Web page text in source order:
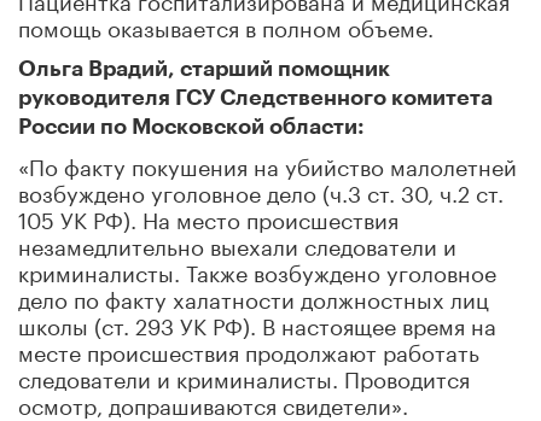
помощь оказывается в полном объеме.
Ольга Врадий, старший помощник
руководителя ГСУ Следственного комитета
России по Московской области:
«По факту покушения на убийство малолетней
возбуждено уголовное дело (ч.3 ст. 30, ч.2 ст.
105 УК РФ). На место происшествия
незамедлительно выехали следователи и
криминалисты. Также возбуждено уголовное
дело по факту халатности должностных лиц
школы (ст. 293 УК РФ). В настоящее время на
месте происшествия продолжают работать
следователи и криминалисты. Проводится
осмотр, допрашиваются свидетели».